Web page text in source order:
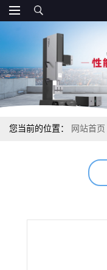
您当前的位置： 网站首页